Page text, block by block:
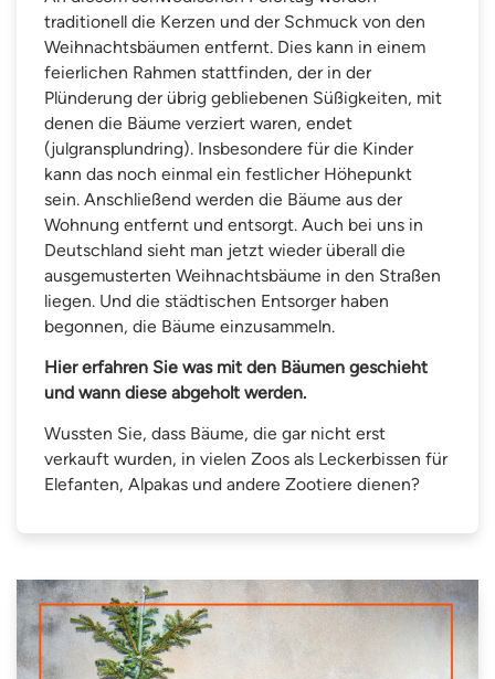
traditionell die Kerzen und der Schmuck von den
Weihnachtsbäumen entfernt. Dies kann in einem
feierlichen Rahmen stattfinden, der in der
Plünderung der übrig gebliebenen Süßigkeiten, mit
denen die Bäume verziert waren, endet
(julgransplundring). Insbesondere für die Kinder
kann das noch einmal ein festlicher Höhepunkt
sein. Anschließend werden die Bäume aus der
Wohnung entfernt und entsorgt. Auch bei uns in
Deutschland sieht man jetzt wieder überall die
ausgemusterten Weihnachtsbäume in den Straßen
liegen. Und die städtischen Entsorger haben
begonnen, die Bäume einzusammeln.
Hier erfahren Sie was mit den Bäumen geschieht
und wann diese abgeholt werden.
Wussten Sie, dass Bäume, die gar nicht erst
verkauft wurden, in vielen Zoos als Leckerbissen für
Elefanten, Alpakas und andere Zootiere dienen?